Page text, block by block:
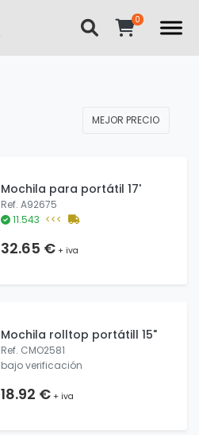
MEJOR PRECIO
Mochila para portátil 17'
Ref. A92675
11.543 <<<
32.65 €+ iva
Mochila rolltop portátill 15"
Ref. CMO2581
bajo verificación
18.92 €+ iva